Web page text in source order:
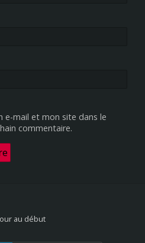
e-mail et mon site dans le
commentaire.
au début